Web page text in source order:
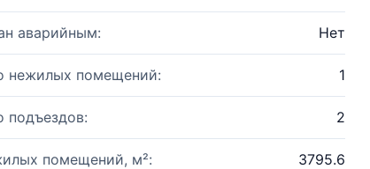
аварийным: Нет
нежилых помещений: 1
подъездов: 2
помещений, м²: 3795.6